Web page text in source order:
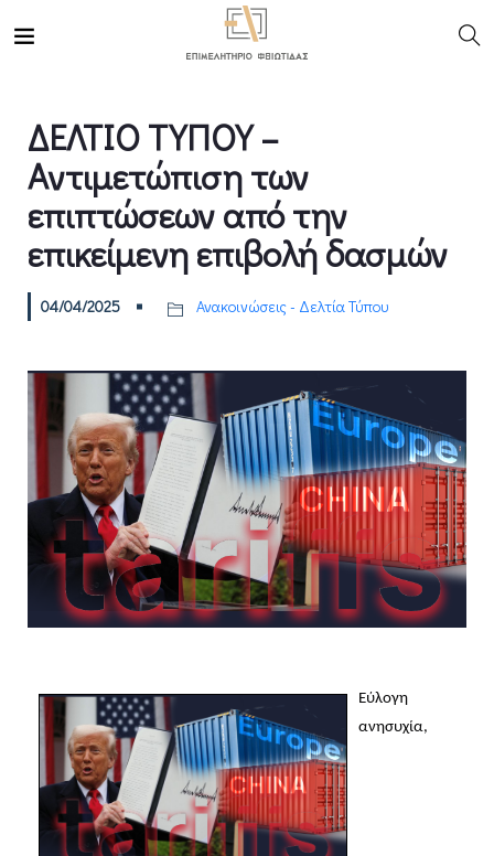
ΔΕΛΤΙΟ ΤΥΠΟΥ –
Αντιμετώπιση των
επιπτώσεων από την
επικείμενη επιβολή δασμών
04/04/2025 Ανακοινώσεις - Δελτία Τύπου
Εύλογη
ανησυχία,